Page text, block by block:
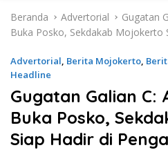
Beranda Advertorial
Gugatan
Buka Posko, Sekdakab Mojokerto
Advertorial, Berita Mojokerto,
Headline
Gugatan Galian C:
Buka Posko,
Siap Hadir di